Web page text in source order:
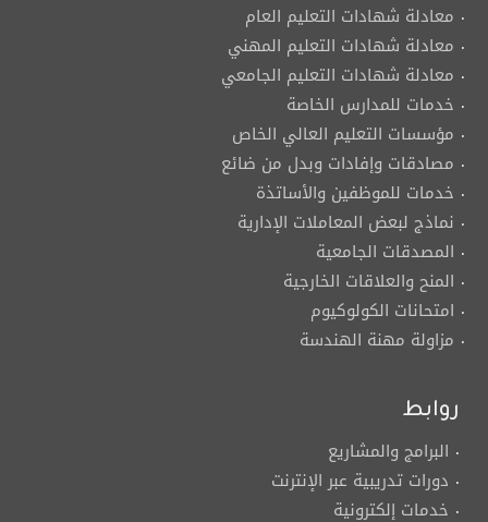
معادلة شهادات التعليم العام
معادلة شهادات التعليم المهني
معادلة شهادات التعليم الجامعي
خدمات للمدارس الخاصة
مؤسسات التعليم العالي الخاص
مصادقات وإفادات وبدل من ضائع
خدمات للموظفين والأساتذة
نماذج لبعض المعاملات الإدارية
المصدقات الجامعية
المنح والعلاقات الخارجية
امتحانات الكولوكيوم
مزاولة مهنة الهندسة
روابط
البرامج والمشاريع
دورات تدريبية عبر الإنترنت
خدمات إلكترونية